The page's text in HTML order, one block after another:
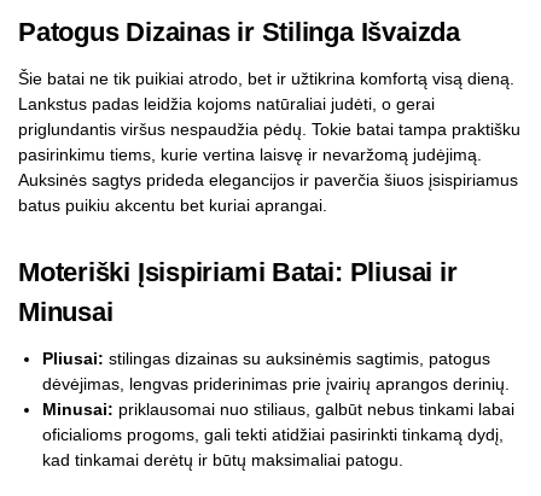
Patogus Dizainas ir Stilinga Išvaizda
Šie batai ne tik puikiai atrodo, bet ir užtikrina komfortą visą dieną.
Lankstus padas leidžia kojoms natūraliai judėti, o gerai
priglundantis viršus nespaudžia pėdų. Tokie batai tampa praktišku
pasirinkimu tiems, kurie vertina laisvę ir nevaržomą judėjimą.
Auksinės sagtys prideda elegancijos ir paverčia šiuos įsispiriamus
batus puikiu akcentu bet kuriai aprangai.
Moteriški Įsispiriami Batai: Pliusai ir
Minusai
Pliusai: stilingas dizainas su auksinėmis sagtimis, patogus
dėvėjimas, lengvas priderinimas prie įvairių aprangos derinių.
Minusai: priklausomai nuo stiliaus, galbūt nebus tinkami labai
oficialioms progoms, gali tekti atidžiai pasirinkti tinkamą dydį,
kad tinkamai derėtų ir būtų maksimaliai patogu.